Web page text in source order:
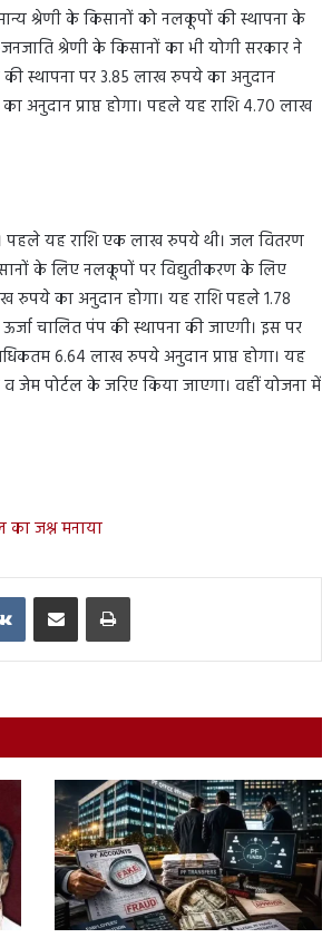
श्रेणी के किसानों को नलकूपों की स्थापना के
श्रेणी के किसानों का भी योगी सरकार ने
की स्थापना पर 3.85 लाख रुपये का अनुदान
प्राप्त होगा। पहले यह राशि 4.70 लाख
यह राशि एक लाख रुपये थी। जल वितरण
के लिए नलकूपों पर विद्युतीकरण के लिए
रुपये का अनुदान होगा। यह राशि पहले 1.78
चालित पंप की स्थापना की जाएगी। इस पर
6.64 लाख रुपये अनुदान प्राप्त होगा। यह
पोर्टल के जरिए किया जाएगा। वहीं योजना में
जश्न मनाया
VKontakteShare via Email Print